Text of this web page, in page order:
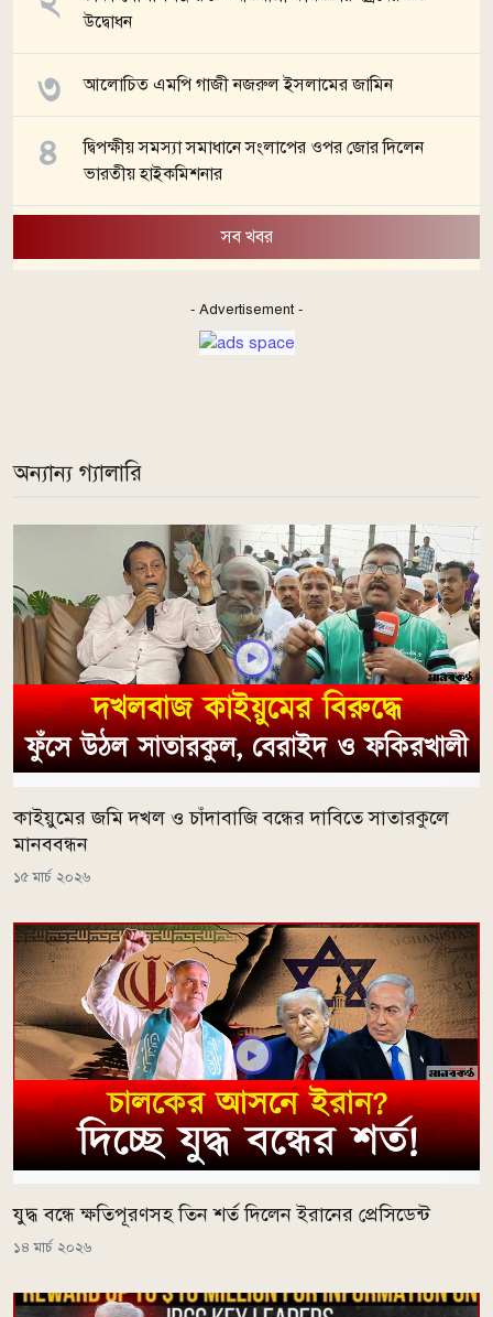
উদ্বোধন
আলোচিত এমপি গাজী নজরুল ইসলামের জামিন
দ্বিপক্ষীয় সমস্যা সমাধানে সংলাপের ওপর জোর দিলেন
ভারতীয় হাইকমিশনার
সব খবর
- Advertisement -
অন্যান্য গ্যালারি
কাইয়ুমের জমি দখল ও চাঁদাবাজি বন্ধের দাবিতে সাতারকুলে
মানববন্ধন
১৫ মার্চ ২০২৬
যুদ্ধ বন্ধে ক্ষতিপূরণসহ তিন শর্ত দিলেন ইরানের প্রেসিডেন্ট
১৪ মার্চ ২০২৬